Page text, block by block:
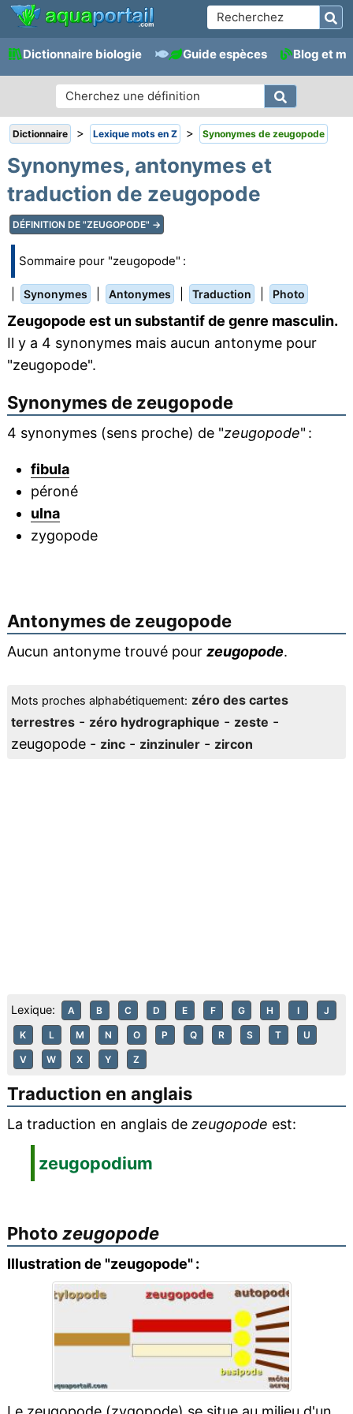
Dictionnaire biologie Guide espèces Blog et
Dictionnaire > Lexique mots en Z > Synonymes de zeugopode
Synonymes, antonymes et
traduction de zeugopode
DÉFINITION DE "ZEUGOPODE" →
Sommaire pour "zeugopode" :
Synonymes Antonymes Traduction Photo
Zeugopode est un substantif de genre masculin.
Il y a 4 synonymes mais aucun antonyme pour
"zeugopode".
Synonymes de zeugopode
4 synonymes (sens proche) de "zeugopode" :
fibula
péroné
ulna
zygopode
Antonymes de zeugopode
Aucun antonyme trouvé pour zeugopode.
Mots proches alphabétiquement: zéro des cartes
terrestres- zéro hydrographique - zeste -
zeugopode - zinc- zinzinuler- zircon
Lexique: A B C D E F G H I J
K L M N O P Q R S T U
V W X Y Z
Traduction en anglais
La traduction en anglais de zeugopode est:
zeugopodium
Photo zeugopode
Illustration de "zeugopode" :